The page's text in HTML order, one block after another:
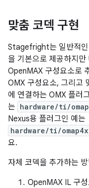
맞춤 코덱 구현
Stagefright는 일반적인
을 기본으로 제공하지
OpenMAX 구성요소로
OMX 구성요소, 그리고
에 연결하는 OMX 플러
는 hardware/ti/
Nexus용 플러그인 예는
hardware/ti/
요.
자체 코덱을 추가하는
OpenMAX IL 구